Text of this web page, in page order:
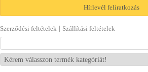
Család
Akció
Viszonteladóknak
Hírlevél feliratkozás
Szerződési feltételek | Szállítási feltételek